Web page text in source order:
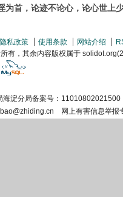
为首，论迹不论心，论心世上
隐私政策 使用条款 网站介绍
有，其余内容版权属于
海淀分局备案号：11010802021500
网上有害信息举报